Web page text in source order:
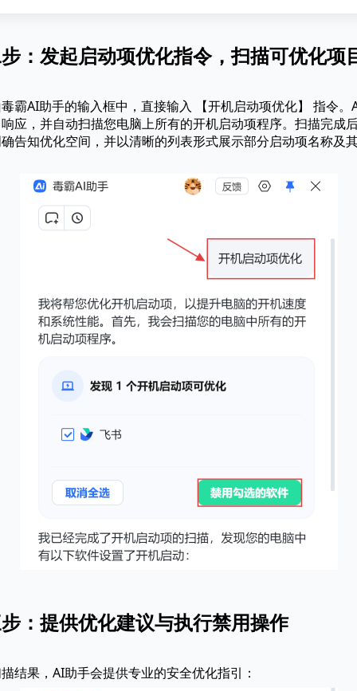
：发起启动项优化指令，扫描可优化项
霸AI助手的输入框中，直接输入 【开机启动项优化】 指令。
应，并自动扫描您电脑上所有的开机启动项程序。扫描完成
告知优化空间，并以清晰的列表形式展示部分启动项名称及
：提供优化建议与执行禁用操作
结果，AI助手会提供专业的安全优化指引：